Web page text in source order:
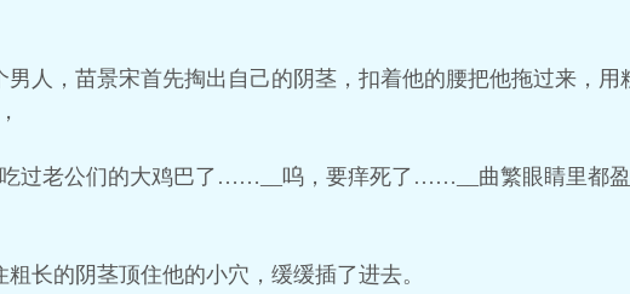
人，苗景宋首先掏出自己的阴茎，扣着他的腰把他拖过来，用
过老公们的大鸡巴了……__呜，要痒死了……__曲繁眼睛里都
长的阴茎顶住他的小穴，缓缓插了进去。